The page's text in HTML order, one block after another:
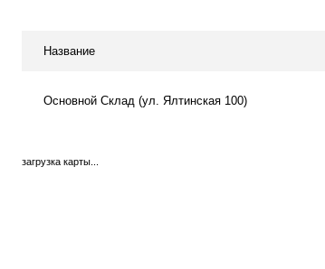
Название
Основной Склад (ул. Ялтинская 100)
загрузка карты...